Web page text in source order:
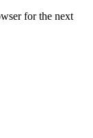
for the next